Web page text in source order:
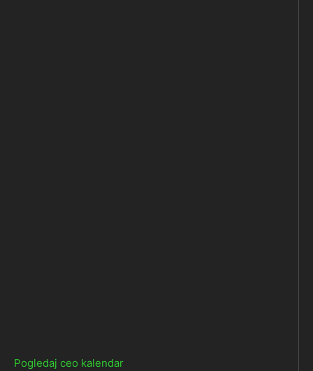
Pogledaj ceo kalendar